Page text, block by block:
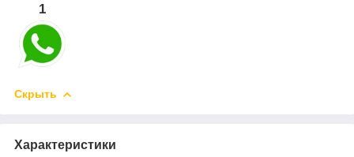
1
Скрыть
Характеристики